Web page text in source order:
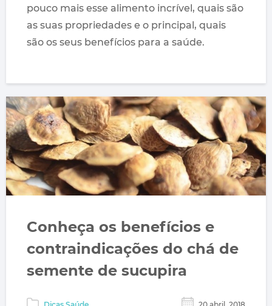
pouco mais esse alimento incrível, quais são
as suas propriedades e o principal, quais
são os seus benefícios para a saúde.
Conheça os benefícios e
contraindicações do chá de
semente de sucupira